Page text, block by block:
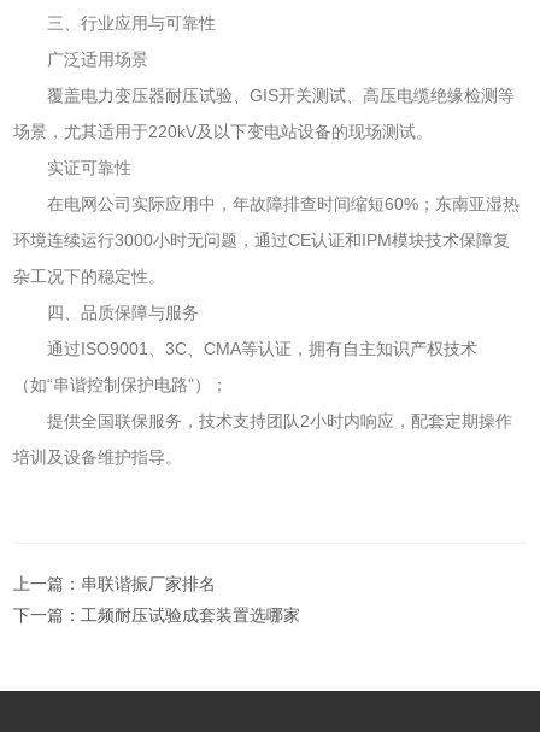
三、行业应用与可靠性
广泛适用场景
覆盖电力变压器耐压试验、GIS开关测试、高压电缆绝缘检测等
场景，尤其适用于220kV及以下变电站设备的现场测试。
实证可靠性
在电网公司实际应用中，年故障排查时间缩短60%；东南亚湿热
环境连续运行3000小时无问题，通过CE认证和IPM模块技术保障复
杂工况下的稳定性。
四、品质保障与服务
通过ISO9001、3C、CMA等认证，拥有自主知识产权技术
（如“串谐控制保护电路"）；
提供全国联保服务，技术支持团队2小时内响应，配套定期操作
培训及设备维护指导。
上一篇： 串联谐振厂家排名
下一篇： 工频耐压试验成套装置选哪家